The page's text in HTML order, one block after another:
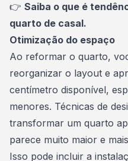
👉 Saiba o que é
quarto de casal.
Otimização do espaço
Ao reformar o quarto,
reorganizar o layout e
centímetro disponível,
menores. Técnicas de
transformar um quarto
parece muito maior e
Isso pode incluir a